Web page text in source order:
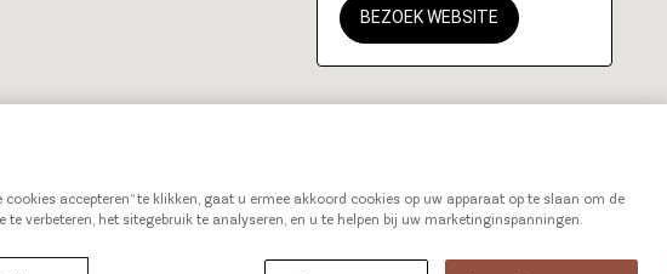
BEZOEK WEBSITE
cookies accepteren” te klikken, gaat u ermee akkoord cookies op uw apparaat op te slaan om de
te verbeteren, het sitegebruik te analyseren, en u te helpen bij uw marketinginspanningen.